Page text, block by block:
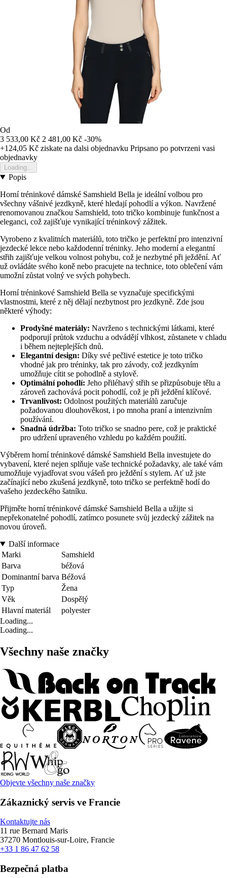
Od
3 533,00 Kč 2 481,00 Kč -30%
+124,05 Kč ziskate na dalsi objednavku Pripsano po potvrzeni vasi
objednavky
Loading...
Popis
Horní tréninkové dámské Samshield Bella je ideální volbou pro
všechny vášnivé jezdkyně, které hledají pohodlí a výkon. Navržené
renomovanou značkou Samshield, toto tričko kombinuje funkčnost a
eleganci, což zajišťuje vynikající tréninkový zážitek.
Vyrobeno z kvalitních materiálů, toto tričko je perfektní pro intenzivní
jezdecké lekce nebo každodenní tréninky. Jeho moderní a elegantní
střih zajišťuje velkou volnost pohybu, což je nezbytné při ježdění. Ať
už ovládáte svého koně nebo pracujete na technice, toto oblečení vám
umožní zůstat volný ve svých pohybech.
Horní tréninkové Samshield Bella se vyznačuje specifickými
vlastnostmi, které z něj dělají nezbytnost pro jezdkyně. Zde jsou
některé výhody:
Prodyšné materiály: Navrženo s technickými látkami, které
podporují průtok vzduchu a odvádějí vlhkost, zůstanete v chladu
i během nejteplejších dnů.
Elegantní design: Díky své pečlivé estetice je toto tričko
vhodné jak pro tréninky, tak pro závody, což jezdkyním
umožňuje cítit se pohodlně a stylově.
Optimální pohodlí: Jeho přiléhavý střih se přizpůsobuje tělu a
zároveň zachovává pocit pohodlí, což je při ježdění klíčové.
Trvanlivost: Odolnost použitých materiálů zaručuje
požadovanou dlouhověkost, i po mnoha praní a intenzivním
používání.
Snadná údržba: Toto tričko se snadno pere, což je praktické
pro udržení upraveného vzhledu po každém použití.
Výběrem horní tréninkové dámské Samshield Bella investujete do
vybavení, které nejen splňuje vaše technické požadavky, ale také vám
umožňuje vyjadřovat svou vášeň pro ježdění s stylem. Ať už jste
začínající nebo zkušená jezdkyně, toto tričko se perfektně hodí do
vašeho jezdeckého šatníku.
Přijměte horní tréninkové dámské Samshield Bella a užijte si
nepřekonatelné pohodlí, zatímco posunete svůj jezdecký zážitek na
novou úroveň.
Další informace
Marki
Samshield
Barva
béžová
Dominantní barva Béžová
Typ
Žena
Věk
Dospělý
Hlavní materiál
polyester
Loading...
Loading...
Všechny naše značky
Objevte všechny naše značky
Zákaznický servis ve Francie
Kontaktujte nás
11 rue Bernard Maris
37270 Montlouis-sur-Loire, Francie
+33 1 86 47 62 58
Bezpečná platba